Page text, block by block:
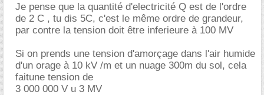
Je pense que la quantité d'electricité Q est de l'ordre
de 2 C , tu dis 5C, c'est le même ordre de grandeur,
par contre la tension doit être inferieure à 100 MV
Si on prends une tension d'amorçage dans l'air humide
d'un orage à 10 kV /m et un nuage 300m du sol, cela
faitune tension de
3 000 000 V u 3 MV